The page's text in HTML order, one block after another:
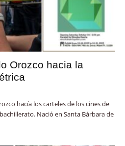
Orozco hacia la
hacía los carteles de los cines de
Nació en Santa Bárbara de